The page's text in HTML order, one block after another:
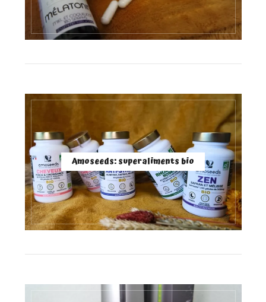
Amoseeds: superaliments bio